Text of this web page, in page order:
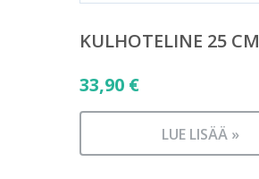
KULHOTELINE 25 CM
33,90 €
LUE LISÄÄ »